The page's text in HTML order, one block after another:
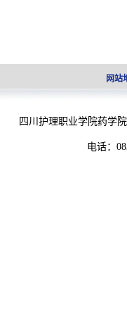
网站
四川护理职业学院药学
电话：